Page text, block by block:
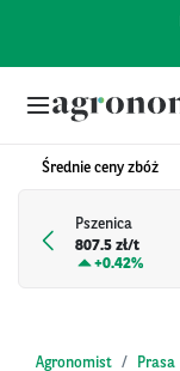
Średnie ceny zbóż
Pszenica
807.5 zł/t
+0.42%
Agronomist Prasa